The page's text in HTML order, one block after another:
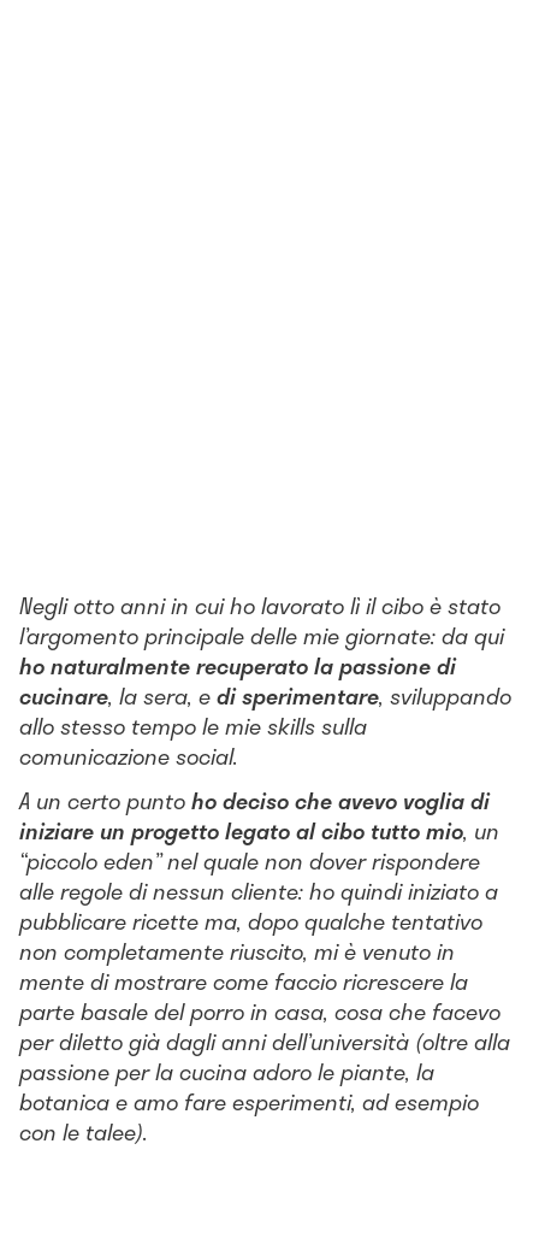
Negli otto anni in cui ho lavorato lì il cibo è stato
l’argomento principale delle mie giornate: da qui
ho naturalmente recuperato la passione di
cucinare, la sera, edi sperimentare, sviluppando
allo stesso tempo le mie skills sulla
comunicazione social.
A un certo puntoho deciso che avevo voglia di
iniziare un progetto legato al cibo tutto mio, un
“piccolo eden” nel quale non dover rispondere
alle regole di nessun cliente: ho quindi iniziato a
pubblicare ricette ma, dopo qualche tentativo
non completamente riuscito, mi è venuto in
mente di mostrare come faccio ricrescere la
parte basale del porro in casa, cosa che facevo
per diletto già dagli anni dell’università (oltre alla
passione per la cucina adoro le piante, la
botanica e amo fare esperimenti, ad esempio
con le talee).